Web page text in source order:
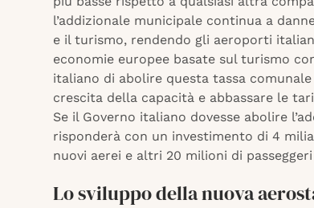
l’addizionale municipale continua a
e il turismo, rendendo gli aeroporti
economie europee basate sul turismo
italiano di abolire questa tassa
crescita della capacità e abbassare le
Se il Governo italiano dovesse abolire
risponderà con un investimento di 4
nuovi aerei e altri 20 milioni di
Lo sviluppo della nuova